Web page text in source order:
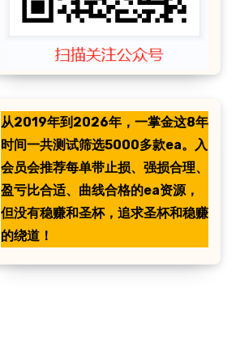
从2019年到2026年，一掌金这8年
时间一共测试筛选5000多款ea。入
会员会推荐每单带止损、强损合理、
盈亏比合适、曲线合格的ea资源，
但没有稳赚和圣杯，追求圣杯和稳赚
的绕道！